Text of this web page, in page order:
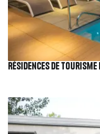
Résidences de
Image